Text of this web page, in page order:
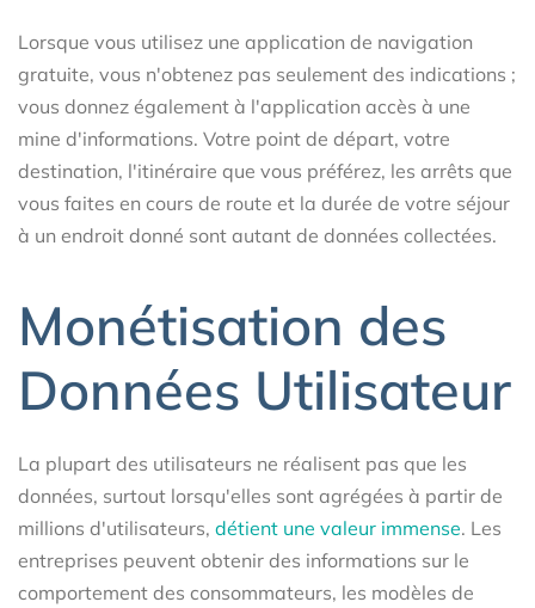
Lorsque vous utilisez une application de navigation
gratuite, vous n'obtenez pas seulement des indications ;
vous donnez également à l'application accès à une
mine d'informations. Votre point de départ, votre
destination, l'itinéraire que vous préférez, les arrêts que
vous faites en cours de route et la durée de votre séjour
à un endroit donné sont autant de données collectées.
Monétisation des
Données Utilisateur
La plupart des utilisateurs ne réalisent pas que les
données, surtout lorsqu'elles sont agrégées à partir de
millions d'utilisateurs, détient une valeur immense. Les
entreprises peuvent obtenir des informations sur le
comportement des consommateurs, les modèles de